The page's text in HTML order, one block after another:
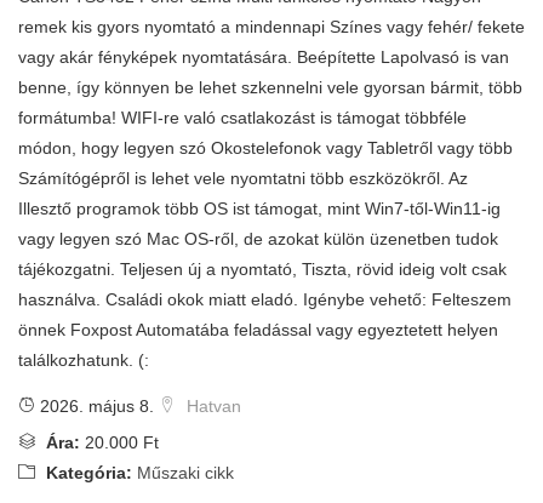
remek kis gyors nyomtató a mindennapi Színes vagy fehér/ fekete
vagy akár fényképek nyomtatására. Beépítette Lapolvasó is van
benne, így könnyen be lehet szkennelni vele gyorsan bármit, több
formátumba! WIFI-re való csatlakozást is támogat többféle
módon, hogy legyen szó Okostelefonok vagy Tabletről vagy több
Számítógépről is lehet vele nyomtatni több eszközökről. Az
Illesztő programok több OS ist támogat, mint Win7-től-Win11-ig
vagy legyen szó Mac OS-ről, de azokat külön üzenetben tudok
tájékozgatni. Teljesen új a nyomtató, Tiszta, rövid ideig volt csak
használva. Családi okok miatt eladó. Igénybe vehető: Felteszem
önnek Foxpost Automatába feladással vagy egyeztetett helyen
találkozhatunk. (:
2026. május 8.
Hatvan
Ára: 20.000 Ft
Kategória: Műszaki cikk